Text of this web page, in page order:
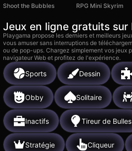
Shoot the Bubbles
RPG Mini Skyrim
Jeux en ligne gratuits sur
Playgama propose les derniers et meilleurs
vous amuser sans interruptions de
ou de pop-ups. Chargez simplement vos jeux
navigateur Web et profitez de l'expérience.
Sports Dessin
Obby Solitaire
Inactifs Tireur de Bulles
Stratégie Cliqueur